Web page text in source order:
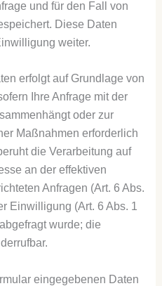
und für den Fall von
Diese Daten
weiter.
erfolgt auf Grundlage von
Ihre Anfrage mit der
oder zur
Maßnahmen erforderlich
die Verarbeitung auf
an der effektiven
Anfragen (Art. 6 Abs.
Einwilligung (Art. 6 Abs. 1
wurde; die
eingegebenen Daten